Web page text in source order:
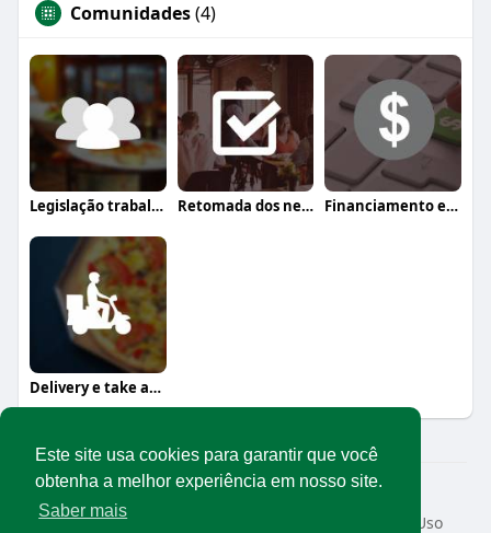
Este site usa cookies para garantir que você
obtenha a melhor experiência em nosso site.
Saber mais
Comunidades(4)
Legislação trabalhista Retomada dos negócios Financiamento e crédito
Delivery e take away
© 2026 Rede Abrasel
Início
Sobre Termos de Uso